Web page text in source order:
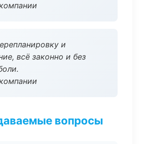
и
всё законно и без
вопросы